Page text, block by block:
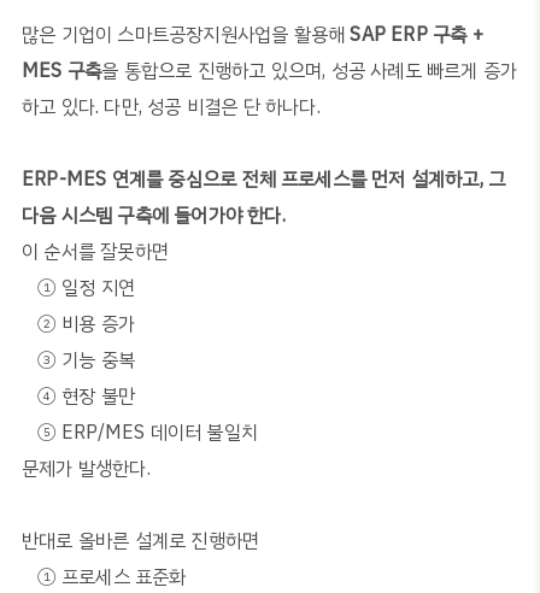
많은 기업이 스마트공장지원사업을 활용해SAP ERP 구축+
MES 구축을 통합으로 진행하고 있으며, 성공 사례도 빠르게 증가
하고 있다. 다만, 성공 비결은 단 하나다.
ERP-MES 연계를 중심으로 전체 프로세스를 먼저 설계하고, 그
다음 시스템 구축에 들어가야 한다.
이 순서를 잘못하면
① 일정 지연
② 비용 증가
③ 기능 중복
④ 현장 불만
⑤ ERP/MES 데이터 불일치
문제가 발생한다.
반대로 올바른 설계로 진행하면
① 프로세스 표준화